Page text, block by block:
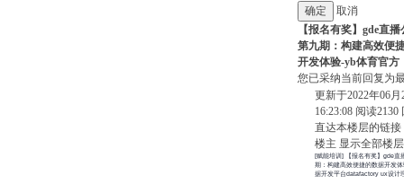
取消
【报名有奖】gde直播
第九期：构建高效便
开发体验-yb体育官方
您已采纳当前回复为
更新于2022年06月
16:23:08 阅读2130
直达本楼层的链接
楼主 显示全部楼层
[赋能培训] 【报名有奖】gde直
期：构建高效便捷的数据开发
据开发平台datafactory ux设计